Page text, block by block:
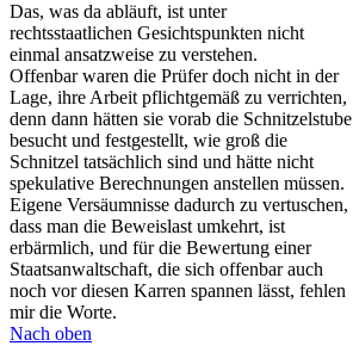
Das, was da abläuft, ist unter
rechtsstaatlichen Gesichtspunkten nicht
einmal ansatzweise zu verstehen.
Offenbar waren die Prüfer doch nicht in der
Lage, ihre Arbeit pflichtgemäß zu verrichten,
denn dann hätten sie vorab die Schnitzelstube
besucht und festgestellt, wie groß die
Schnitzel tatsächlich sind und hätte nicht
spekulative Berechnungen anstellen müssen.
Eigene Versäumnisse dadurch zu vertuschen,
dass man die Beweislast umkehrt, ist
erbärmlich, und für die Bewertung einer
Staatsanwaltschaft, die sich offenbar auch
noch vor diesen Karren spannen lässt, fehlen
mir die Worte.
Nach oben